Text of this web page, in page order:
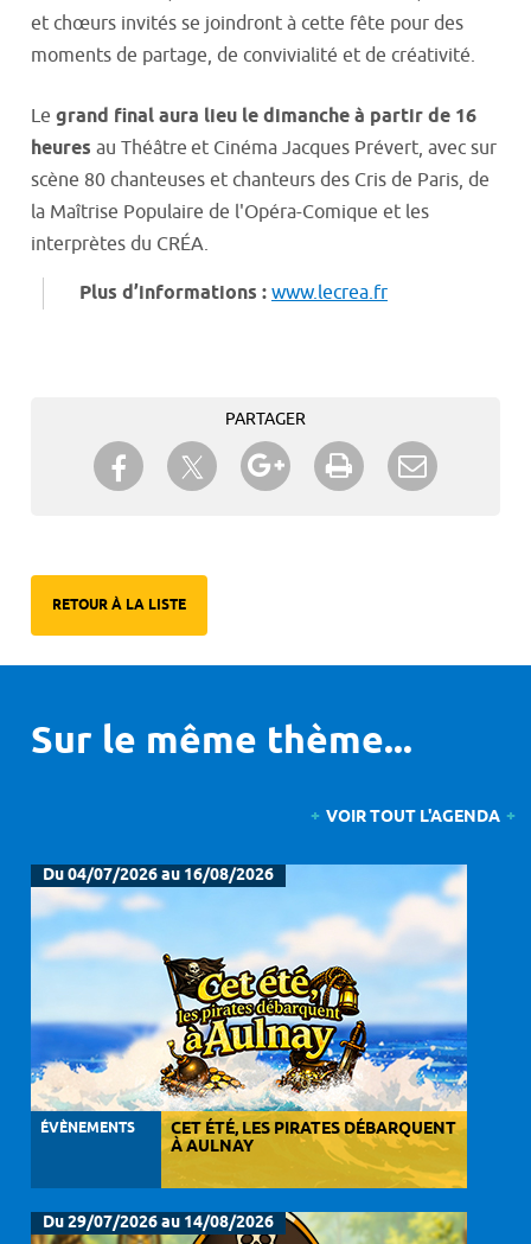
et chœurs invités se joindront à cette fête pour des
moments de partage, de convivialité et de créativité.
Le grand final aura lieu le dimanche à partir de 16
heures au Théâtre et Cinéma Jacques Prévert, avec sur
scène 80 chanteuses et chanteurs des Cris de Paris, de
la Maîtrise Populaire de l'Opéra-Comique et les
interprètes du CRÉA.
Plus d’informations : www.lecrea.fr
PARTAGER
Partager sur Facebook
Partager sur TwitterPartager sur Google+
Imprimer
RETOUR À LA LISTE
Sur le même thème...
VOIR TOUT L'AGENDA
Du 04/07/2026 au 16/08/2026
ÉVÈNEMENTS CET ÉTÉ, LES PIRATES DÉBARQUENT
À AULNAY
Du 29/07/2026 au 14/08/2026